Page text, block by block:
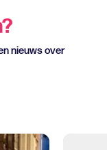
nieuws over